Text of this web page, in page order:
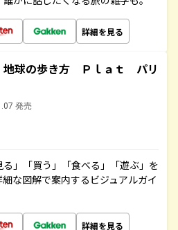
詳細を見る
球の歩き方 Ｐｌａｔ パリ
発売
」「買う」「食べる」「遊ぶ」を
な図解で案内するビジュアルガイ
詳細を見る